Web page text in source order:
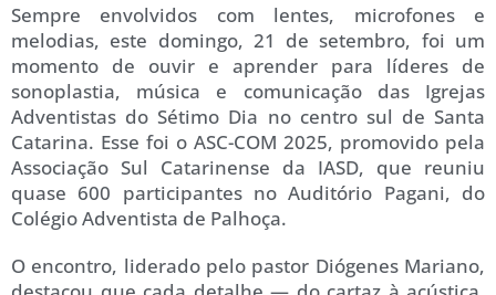
Sempre envolvidos com lentes, microfones e
melodias, este domingo, 21 de setembro, foi um
momento de ouvir e aprender para líderes de
sonoplastia, música e comunicação das Igrejas
Adventistas do Sétimo Dia no centro sul de Santa
Catarina. Esse foi o ASC-COM 2025, promovido pela
Associação Sul Catarinense da IASD, que reuniu
quase 600 participantes no Auditório Pagani, do
Colégio Adventista de Palhoça.
O encontro, liderado pelo pastor Diógenes Mariano,